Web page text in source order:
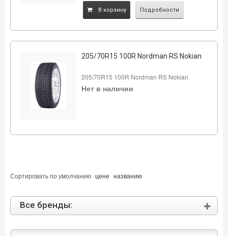
B корзину Подробности
205/70R15 100R Nordman RS Nokian
205/70R15 100R Nordman RS Nokian
Нет в наличии
Сортировать поумолчанию цене названию
Все бренды: